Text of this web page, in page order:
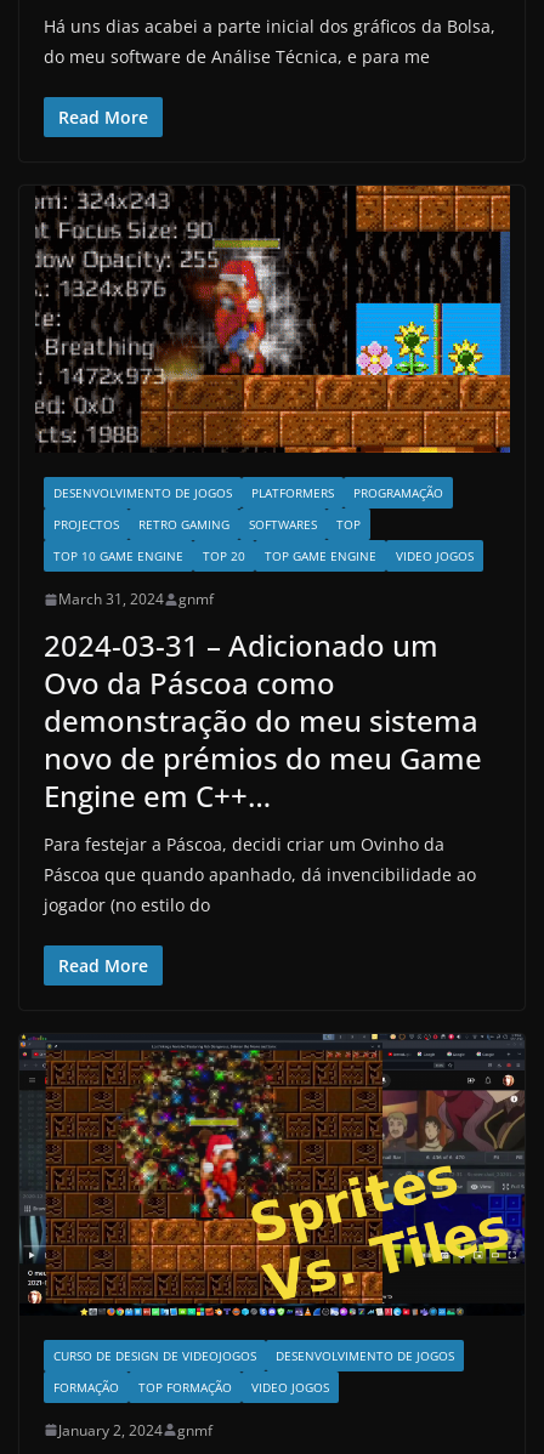
Há uns dias acabei a parte inicial dos gráficos da Bolsa,
do meu software de Análise Técnica, e para me
Read More
DESENVOLVIMENTO DE JOGOS PLATFORMERS
PROGRAMAÇÃO
PROJECTOS
RETRO GAMING SOFTWARES
TOP
TOP 10 GAME ENGINE
TOP 20 TOP GAME ENGINE VIDEO JOGOS
March 31, 2024 gnmf
2024-03-31 – Adicionado um
Ovo da Páscoa como
demonstração do meu sistema
novo de prémios do meu Game
Engine em C++…
Para festejar a Páscoa, decidi criar um Ovinho da
Páscoa que quando apanhado, dá invencibilidade ao
jogador (no estilo do
Read More
CURSO DE DESIGN DE VIDEOJOGOS
DESENVOLVIMENTO DE JOGOS
FORMAÇÃO
TOP FORMAÇÃO VIDEO JOGOS
January 2, 2024 gnmf